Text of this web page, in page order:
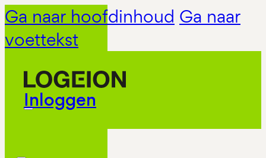
Ga naar hoofdinhoud Ga naar
voettekst
Inloggen